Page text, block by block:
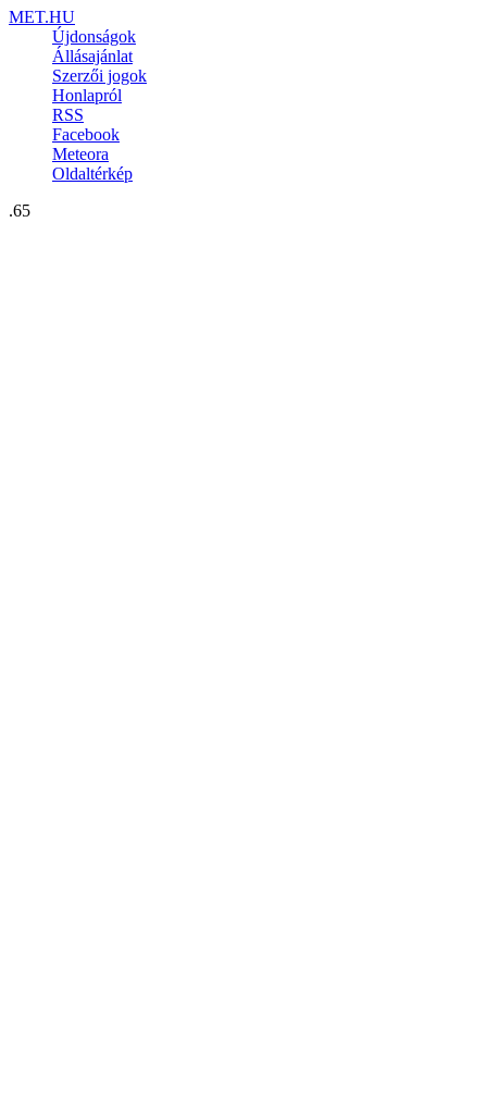
MET.HU
Újdonságok
Állásajánlat
Szerzői jogok
Honlapról
RSS
Facebook
Meteora
Oldaltérkép
.65